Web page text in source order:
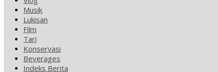
Musik
Lukisan
Film
Tari
Konservasi
Beverages
Indeks Berita